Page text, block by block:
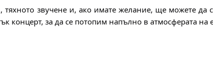
звучене и, ако имате желание, ще можете да
за да се потопим напълно в атмосферата на